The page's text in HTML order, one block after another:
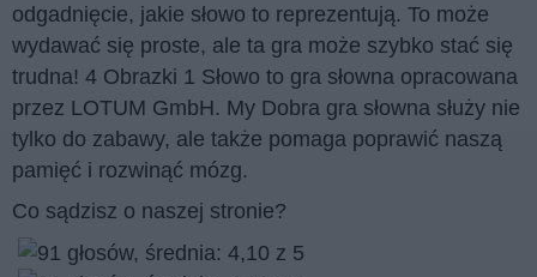
odgadnięcie, jakie słowo to reprezentują. To może
wydawać się proste, ale ta gra może szybko stać się
trudna! 4 Obrazki 1 Słowo to gra słowna opracowana
przez LOTUM GmbH. My Dobra gra słowna służy nie
tylko do zabawy, ale także pomaga poprawić naszą
pamięć i rozwinąć mózg.
Co sądzisz o naszej stronie?